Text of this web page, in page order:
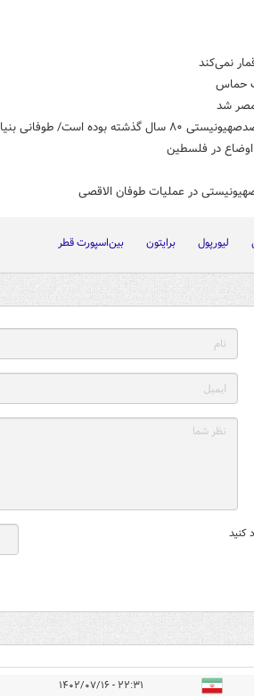
نمی‌کند
حماس
مصر شد
بر لانه عنکبوت وزیدن گرفته است
اوضاع در فلسطین
در عملیات طوفان الاقصی
لیورپول برایتون بین‌اسپورت قطر
کنید
۲۲:۳۱ - ۱۴۰۲/۰۷/۱۶